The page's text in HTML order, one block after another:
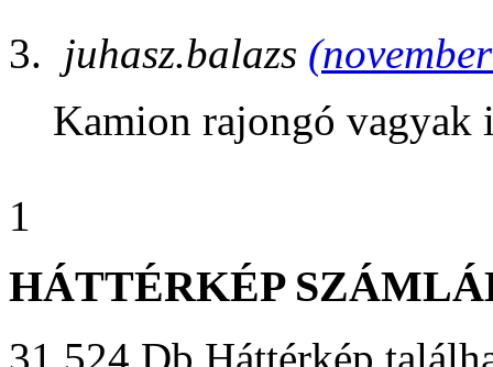
juhasz.balazs
Kamion rajongó vagyak
1
HÁTTÉRKÉP